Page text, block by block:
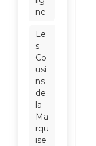
ne
Le
s
Co
usi
ns
de
la
Ma
rqu
ise